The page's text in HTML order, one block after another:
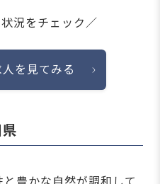
況をチェック／
を見てみる